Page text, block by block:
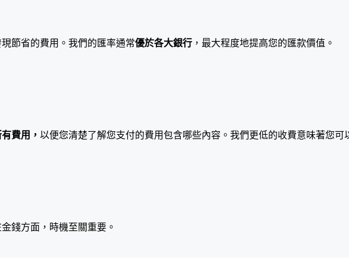
節省的費用。我們的匯率通常優於各大銀行 ，最大程度地提高您的匯款價值。
費用， 以便您清楚了解您支付的費用包含哪些內容。我們更低的收費意味著您可
錢方面，時機至關重要。